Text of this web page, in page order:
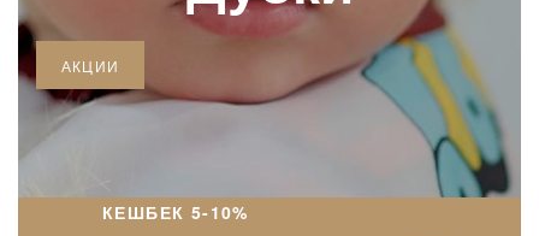
АКЦИИ
КЕШБЕК 5-10%